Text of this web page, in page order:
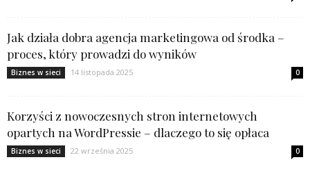
Jak działa dobra agencja marketingowa od środka –
proces, który prowadzi do wyników
Biznes w sieci 14 listopada 2025 0
Korzyści z nowoczesnych stron internetowych
opartych na WordPressie – dlaczego to się opłaca
Biznes w sieci 22 września 2025 0